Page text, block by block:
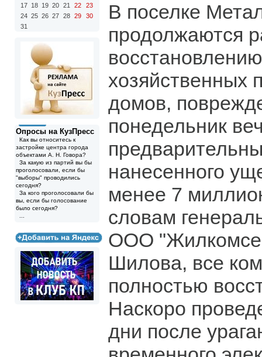
17 18 19 20 21 22
23
24 25 26 27 28 29
30
31
Опросы на КузПресс
Как вы относитесь к
застройке центра города
объектами А. Н. Говора?
За какую из партий вы бы
проголосовали, если бы
"выборы" проводились
сегодня?
За кого проголосовали бы
вы, если бы голосование
было сегодня?
В поселке
продолжаются
хозяйственных
домов,
понедельник
нанесенного
менее 7
словам
ООО
Шилова, все
полностью
Наскоро
дни после